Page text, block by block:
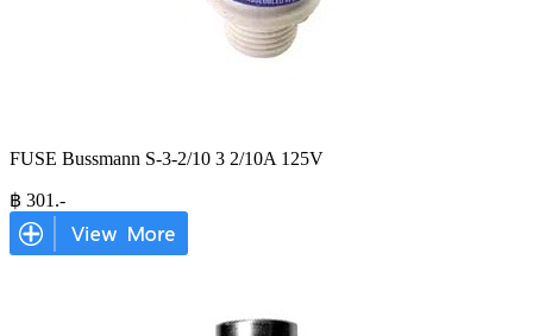
FUSE Bussmann S-3-2/10 3 2/10A 125V
฿ 301 .-